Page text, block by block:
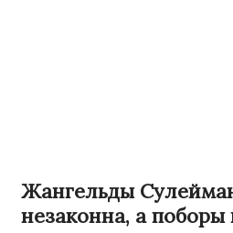
Жангельды
незаконна, а